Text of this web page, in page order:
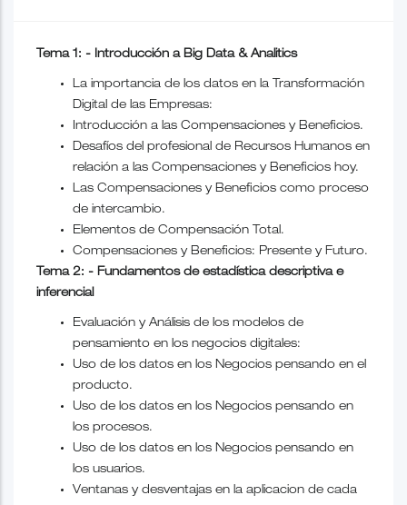
Tema 1: - Introducción a Big Data & Analitics
La importancia de los datos en la Transformación
Digital de las Empresas:
Introducción a las Compensaciones y Beneficios.
Desafíos del profesional de Recursos Humanos en
relación a las Compensaciones y Beneficios hoy.
Las Compensaciones y Beneficios como proceso
de intercambio.
Elementos de Compensación Total.
Compensaciones y Beneficios: Presente y Futuro.
Tema 2: - Fundamentos de estadística descriptiva e
inferencial
Evaluación y Análisis de los modelos de
pensamiento en los negocios digitales:
Uso de los datos en los Negocios pensando en el
producto.
Uso de los datos en los Negocios pensando en
los procesos.
Uso de los datos en los Negocios pensando en
los usuarios.
Ventanas y desventajas en la aplicacion de cada